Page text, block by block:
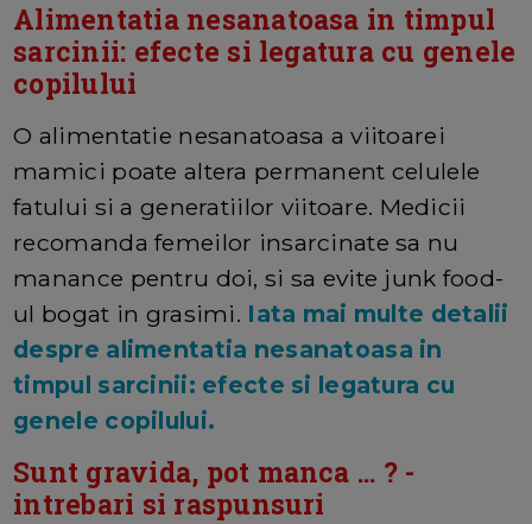
Alimentatia nesanatoasa in timpul
sarcinii: efecte si legatura cu genele
copilului
O alimentatie nesanatoasa a viitoarei
mamici poate altera permanent celulele
fatului si a generatiilor viitoare. Medicii
recomanda femeilor insarcinate sa nu
manance pentru doi, si sa evite junk food-
ul bogat in grasimi. Iata mai multe detalii
despre alimentatia nesanatoasa in
timpul sarcinii: efecte si legatura cu
genele copilului.
Sunt gravida, pot manca ... ? -
intrebari si raspunsuri